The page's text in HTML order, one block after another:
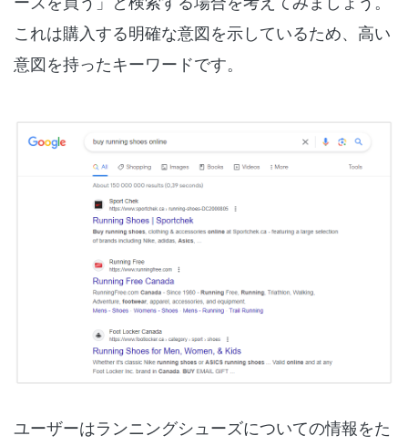
これは購入する明確な意図を示しているため、高い
意図を持ったキーワードです。
ユーザーはランニングシューズについての情報をた